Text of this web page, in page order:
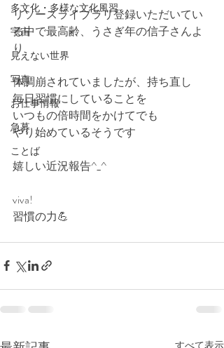
多文化・多様な文化風習
宇宙
見えない世界
写真
お仕事情報
急募
ことば
リソースライブラリ登録いただいてい
る中で最高齢、うさぎ年の信子さんよ
り
体調崩されていましたが、持ち直し
毎日習慣にしていることを
いつもの倍時間をかけてでも
やり始めているそうです
嬉しい近況報告^_^
viva!
習慣の力💪
すべて表示